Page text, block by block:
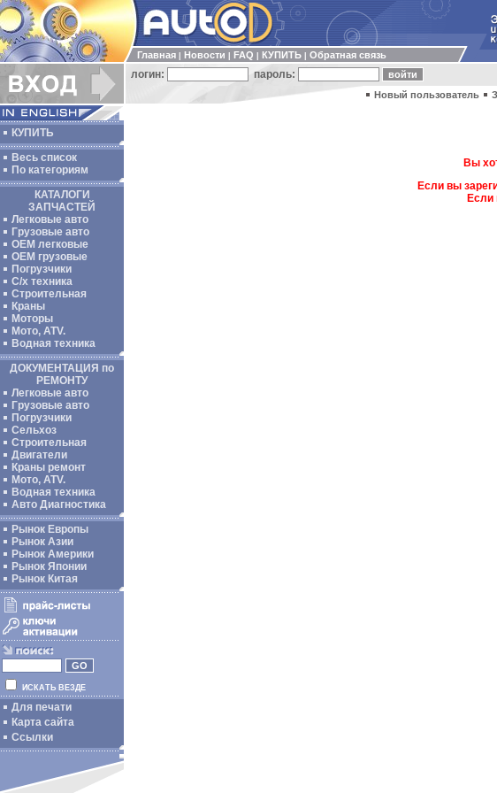
Главная Новости FAQ КУПИТЬ Обратная связь
логин: пароль:
Новый пользователь
КУПИТЬ
Весь список
По категориям
КАТАЛОГИ
ЗАПЧАСТЕЙ
Легковые авто
Грузовые авто
ОЕМ легковые
OEM грузовые
Погрузчики
С/х техника
Строительная
Краны
Моторы
Мото, ATV.
Водная техника
ДОКУМЕНТАЦИЯ по
РЕМОНТУ
Легковые авто
Грузовые авто
Погрузчики
Сельхоз
Строительная
Двигатели
Краны ремонт
Мото, ATV.
Водная техника
Авто Диагностика
Рынок Европы
Рынок Азии
Рынок Америки
Рынок Японии
Рынок Китая
ИСКАТЬ ВЕЗДЕ
Для печати
Карта сайта
Ссылки
Вы
Если вы
Если